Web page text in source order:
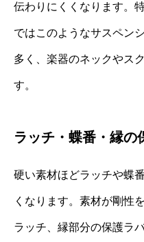
伝わりにくくなります。
ではこのようなサスペン
多く、楽器のネックやス
す。
ラッチ・蝶番・縁の
硬い素材ほどラッチや蝶
くなります。素材が剛性
ラッチ、縁部分の保護ラ